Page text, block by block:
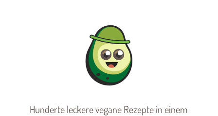
Hunderte leckere vegane Rezepte in einem